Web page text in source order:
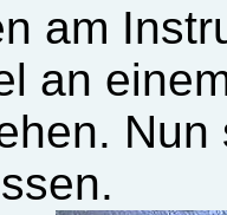
am
an
Nun